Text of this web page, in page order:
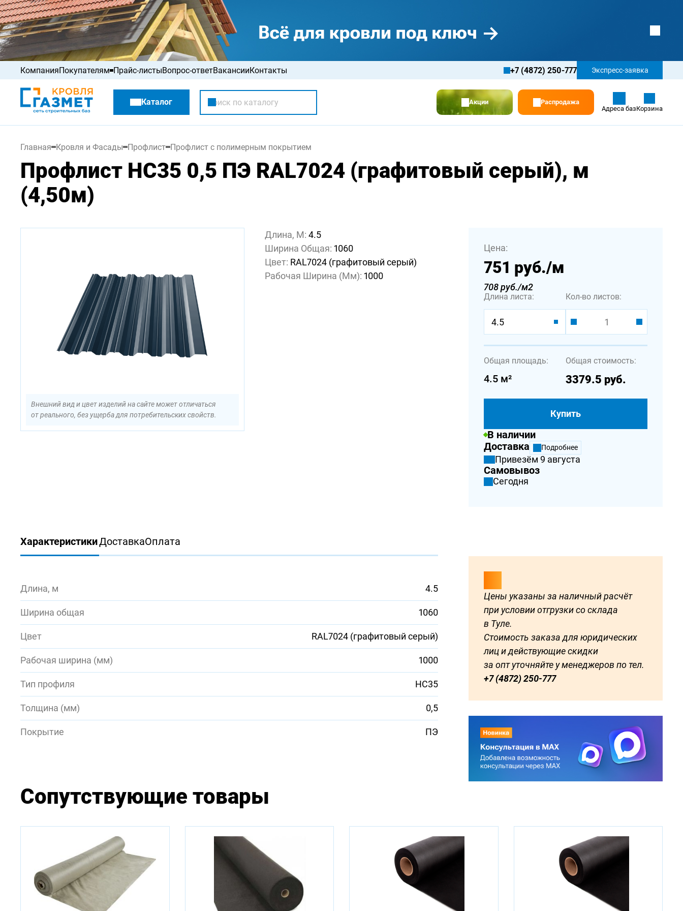
КомпанияПокупателям
Акции
Распродажа
Прайс-листыВопрос-ответВакансииКонтакты +7 (4872) 250-777 Экспресс-заявка
Каталог Акции
Распродажа
Адреса базКорзина
Главная Кровля и Фасады Профлист Профлист с полимерным покрытием
Профлист НС35 0,5 ПЭ RAL7024 (графитовый серый), м
(4,50м)
Внешний вид и цвет изделий на сайте может отличаться
от реального, без ущерба для потребительских свойств.
Длина, М: 4.5
Ширина Общая: 1060
Цвет: RAL7024 (графитовый серый)
Рабочая Ширина (мм): 1000
Цена:
751 руб./м
708 руб./м2
Длина листа:
4.5
Кол-во листов:
Общая площадь:
4.5 м²
Общая стоимость:
3379.5 руб.
Купить
В наличии
Доставка
Подробнее
Привезём 9 августа
Самовывоз
Сегодня
ХарактеристикиДоставкаОплата
Длина, м 4.5
Ширина общая 1060
Цвет RAL7024 (графитовый серый)
Рабочая ширина (мм) 1000
Тип профиля НС35
Толщина (мм) 0,5
Покрытие ПЭ
Цены указаны за наличный расчёт
при условии отгрузки со склада
в Туле.
Стоимость заказа для юридических
лиц и действующие скидки
за опт уточняйте у менеджеров по тел.
+7 (4872) 250-777
Сопутствующие товары